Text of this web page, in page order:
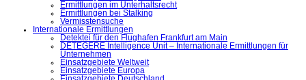
Ermittlungen im Unterhaltsrecht
Ermittlungen bei Stalking
Vermisstensuche
Internationale Ermittlungen
Detektei für den Flughafen Frankfurt am Main
DETEGERE Intelligence Unit – Internationale Ermittlungen für
Unternehmen
Einsatzgebiete Weltweit
Einsatzgebiete Europa
Einsatzgebiete Deutschland